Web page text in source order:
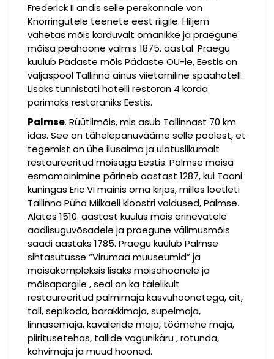
Frederick II andis selle perekonnale von
Knorringutele teenete eest riigile. Hiljem
vahetas mõis korduvalt omanikke ja praegune
mõisa peahoone valmis 1875. aastal. Praegu
kuulub Pädaste mõis Pädaste OÜ-le, Eestis on
väljaspool Tallinna ainus viietärniline spaahotell.
Lisaks tunnistati hotelli restoran 4 korda
parimaks restoraniks Eestis.
Palmse. Rüütlimõis, mis asub Tallinnast 70 km
idas. See on tähelepanuväärne selle poolest, et
tegemist on ühe ilusaima ja ulatuslikumalt
restaureeritud mõisaga Eestis. Palmse mõisa
esmamainimine pärineb aastast 1287, kui Taani
kuningas Eric VI mainis oma kirjas, milles loetleti
Tallinna Püha Miikaeli kloostri valdused, Palmse.
Alates 1510. aastast kuulus mõis erinevatele
aadlisuguvõsadele ja praegune välimusmõis
saadi aastaks 1785. Praegu kuulub Palmse
sihtasutusse “Virumaa muuseumid” ja
mõisakompleksis lisaks mõisahoonele ja
mõisapargile , seal on ka täielikult
restaureeritud palmimaja kasvuhoonetega, ait,
tall, sepikoda, barakkimaja, supelmaja,
linnasemaja, kavaleride maja, töömehe maja,
piiritusetehas, tallide vagunikäru , rotunda,
kohvimaja ja muud hooned.